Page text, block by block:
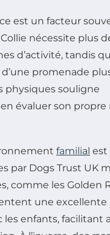
est un facteur
nécessite plus
d’activité, tandis
promenade
physiques souligne
évaluer son
familial est
par Dogs Trust UK
comme les Golden
une excellente
enfants, facilitant